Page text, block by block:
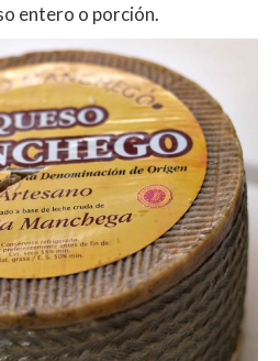
entero o porción.